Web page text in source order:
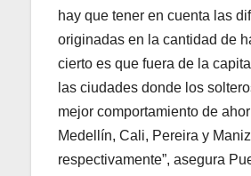
hay que tener en cuenta las
originadas en la cantidad de
cierto es que fuera de la
las ciudades donde los
mejor comportamiento de
Medellín, Cali, Pereira y
respectivamente”, asegura